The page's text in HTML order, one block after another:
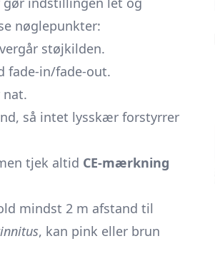
nøglepunkter:
støjkilden.
fade-in/fade-out.
så intet lysskær forstyrrer
tjek altid CE-mærkning
mindst 2 m afstand til
, kan pink eller brun